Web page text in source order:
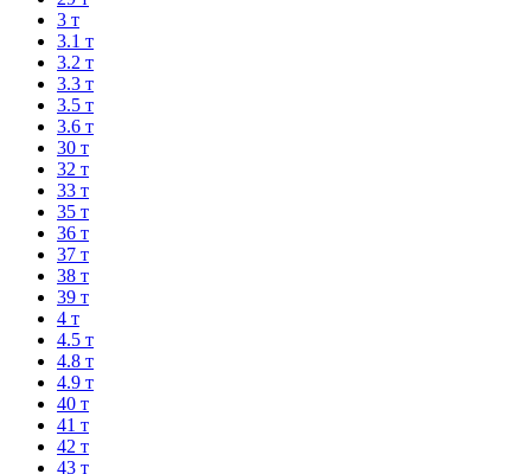
3 т
3.1 т
3.2 т
3.3 т
3.5 т
3.6 т
30 т
32 т
33 т
35 т
36 т
37 т
38 т
39 т
4 т
4.5 т
4.8 т
4.9 т
40 т
41 т
42 т
43 т